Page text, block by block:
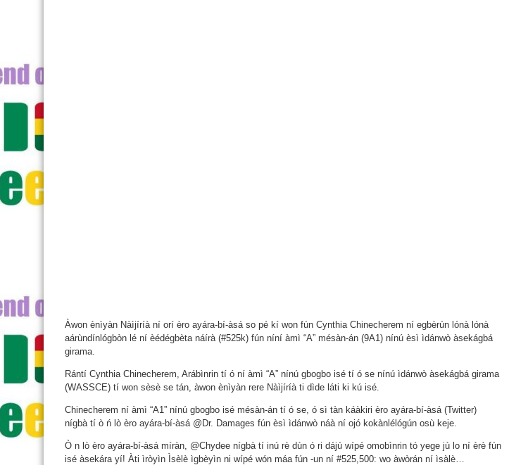
Àwon ènìyàn Nàìjíríà ní orí èro ayára-bí-àsá so pé kí won fún Cynthia Chinecherem ní egbèrún lónà lónà
aárùndínlógbòn lé ní èédégbèta náírà (#525k) fún níní àmì “A” mésàn-án (9A1) nínú èsì ìdánwò àsekágbá
girama.
Rántí Cynthia Chinecherem, Arábìnrin tí ó ní àmì “A” nínú gbogbo isé tí ó se nínú ìdánwò àsekágbá girama
(WASSCE) tí won sèsè se tán, àwon ènìyàn rere Nàìjíríà ti dìde láti ki kú isé.
Chinecherem ní àmì “A1” nínú gbogbo isé mésàn-án tí ó se, ó sì tàn káàkiri èro ayára-bí-àsá (Twitter)
nígbà tí ò ń lò èro ayára-bí-àsá @Dr. Damages fún èsì ìdánwò náà ní ojó kokànlélógún osù keje.
Ò n lò èro ayára-bí-àsá míràn, @Chydee nígbà tí inú rè dùn ó ri dájú wípé omobìnrin tó yege jù lo ní èrè fún
isé àsekára yí! Àti ìròyìn Ìsèlè ìgbèyìn ni wípé wón máa fún -un ní #525,500: wo àwòrán ní ìsàlè…